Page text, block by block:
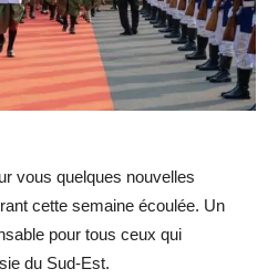
vous quelques nouvelles
cette semaine écoulée. Un
pour tous ceux qui
du Sud-Est.